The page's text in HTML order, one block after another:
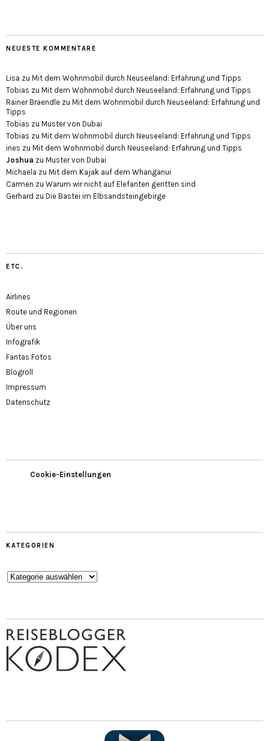
NEUESTE KOMMENTARE
Lisa zu Mit dem Wohnmobil durch Neuseeland: Erfahrung und Tipps
Tobias zu Mit dem Wohnmobil durch Neuseeland: Erfahrung und Tipps
Rainer Braendle zu Mit dem Wohnmobil durch Neuseeland: Erfahrung und
Tipps
Tobias zu Muster von Dubai
Tobias zu Mit dem Wohnmobil durch Neuseeland: Erfahrung und Tipps
ines zu Mit dem Wohnmobil durch Neuseeland: Erfahrung und Tipps
Joshua zu Muster von Dubai
Michaela zu Mit dem Kajak auf dem Whanganui
Carmen zu Warum wir nicht auf Elefanten geritten sind
Gerhard zu Die Bastei im Elbsandsteingebirge
ETC.
Airlines
Route und Regionen
Über uns
Infografik
Fantas Fotos
Blogroll
Impressum
Datenschutz
Cookie-Einstellungen
KATEGORIEN
Kategorien